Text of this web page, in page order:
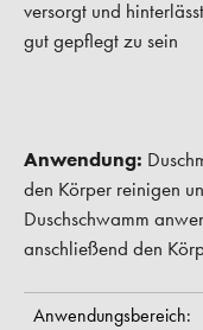
versorgt und
gut gepflegt zu sein
Anwendung:
den Körper reinigen
Duschschwamm
anschließend den
Anwendungsbereich: